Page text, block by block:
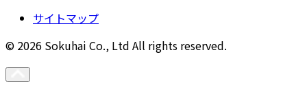
サイトマップ
© 2026 Sokuhai Co., Ltd All rights reserved.